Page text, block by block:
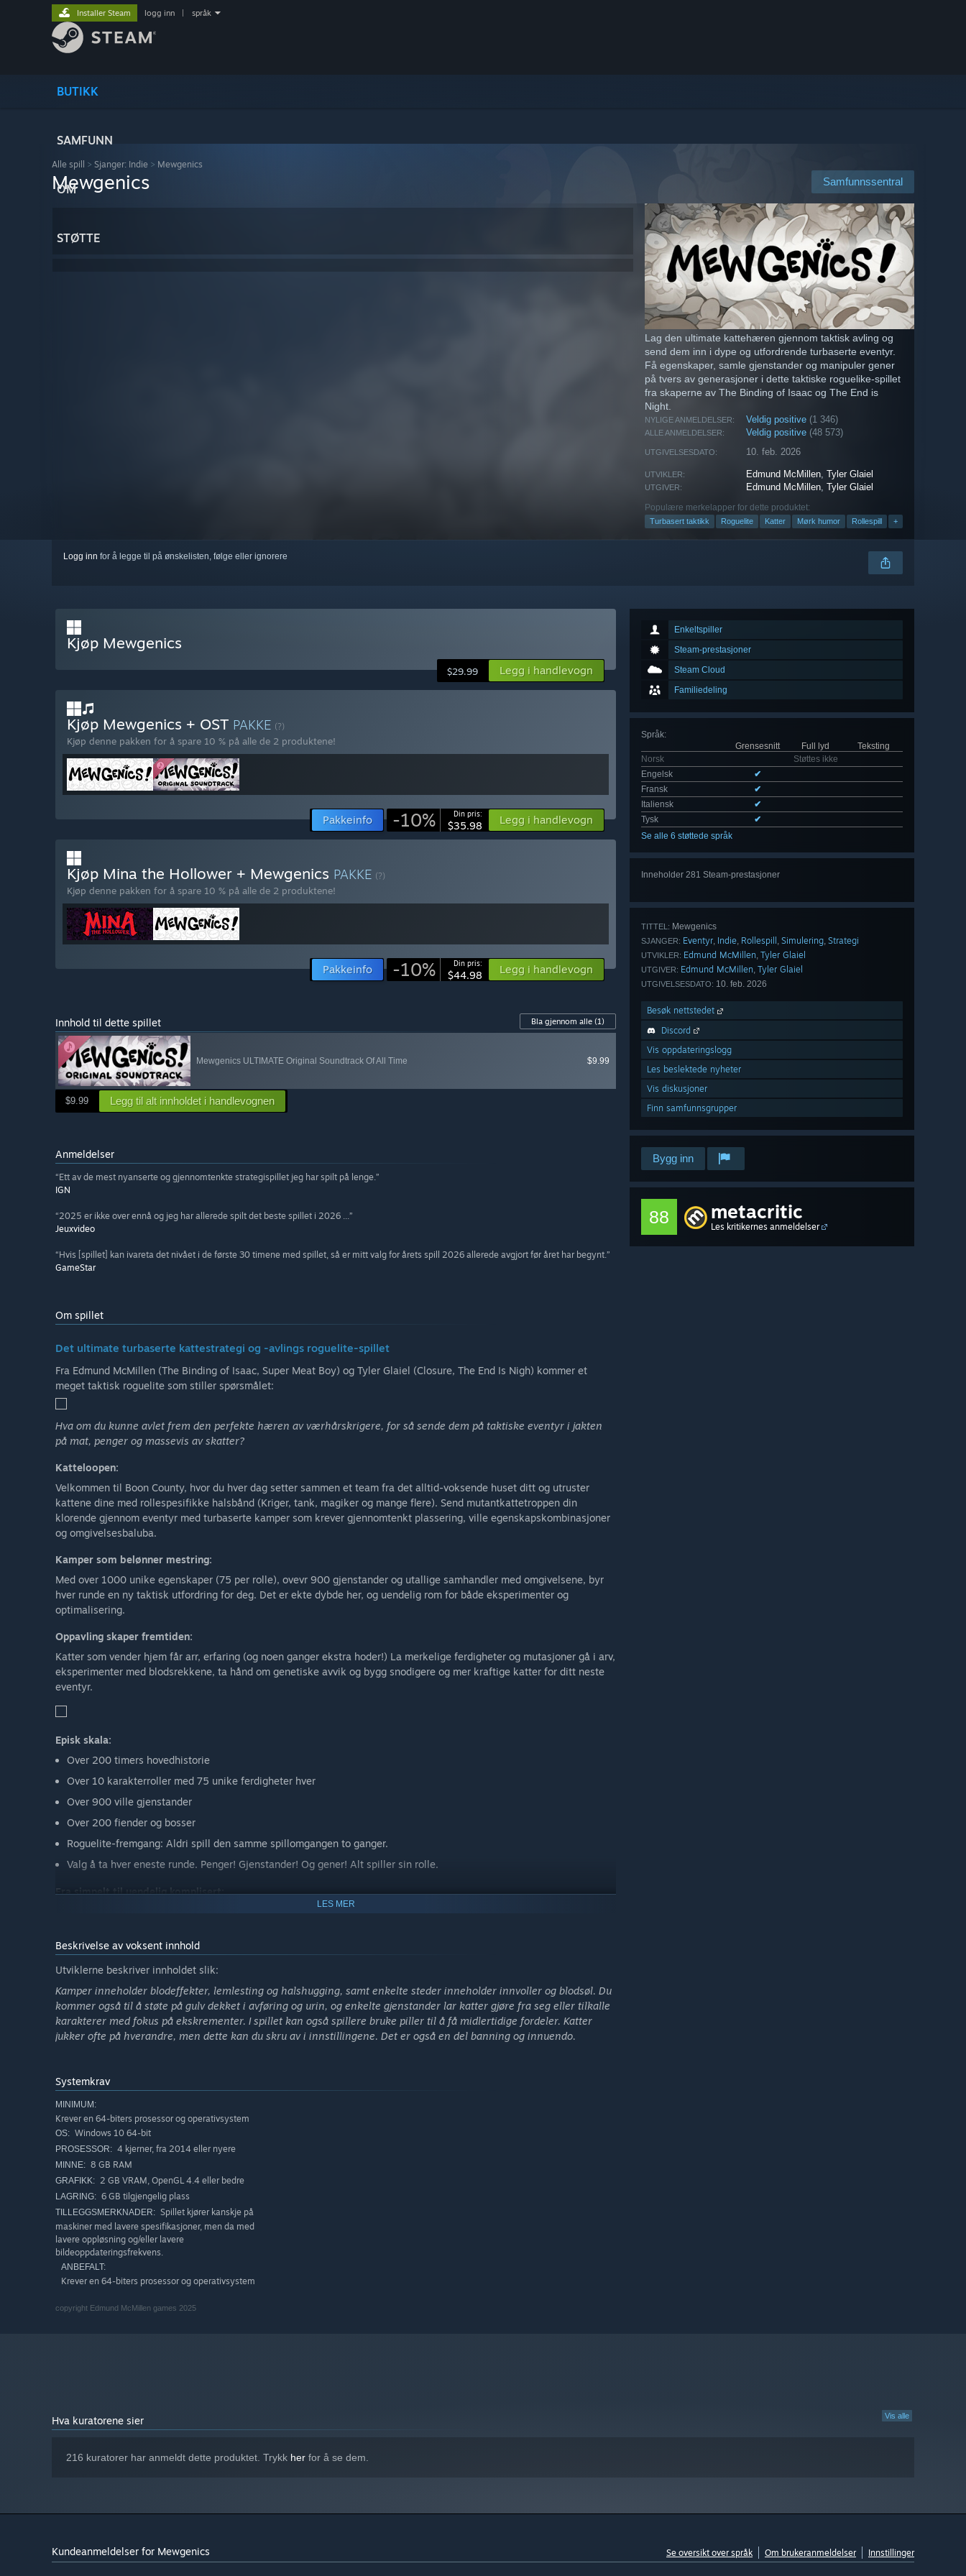
BUTIKK
SAMFUNN
OM
STØTTE
Installer Steam logg inn språk
Alle spill > Sjanger: Indie > Mewgenics
Samfunnssentral
Mewgenics
Lag den ultimate kattehæren gjennom taktisk avling og
send dem inn i dype og utfordrende turbaserte eventyr.
Få egenskaper, samle gjenstander og manipuler gener
på tvers av generasjoner i dette taktiske roguelike-spillet
fra skaperne av The Binding of Isaac og The End is
Night.
NYLIGE ANMELDELSER: Veldig positive (1 346)
ALLE ANMELDELSER: Veldig positive (48 573)
UTGIVELSESDATO: 10. feb. 2026
UTVIKLER: Edmund McMillen,Tyler Glaiel
UTGIVER: Edmund McMillen,Tyler Glaiel
Populære merkelapper for dette produktet:
Turbasert taktikk Roguelite Katter Mørk humor Rollespill +
Logg inn for å legge til på ønskelisten, følge eller ignorere
Enkeltspiller
Steam-prestasjoner
Steam Cloud
Familiedeling
Språk:
Grensesnitt
Full lyd
Teksting
Norsk
Støttes ikke
Engelsk
✔
Fransk
✔
Italiensk
✔
Tysk
✔
Se alle 6 støttede språk
Inneholder 281 Steam-prestasjoner
TITTEL: Mewgenics
SJANGER: Eventyr, Indie, Rollespill , Simulering, Strategi
UTVIKLER: Edmund McMillen, Tyler Glaiel
UTGIVER: Edmund McMillen, Tyler Glaiel
UTGIVELSESDATO: 10. feb. 2026
Besøk nettstedet
Discord
Vis oppdateringslogg
Les beslektede nyheter
Vis diskusjoner
Finn samfunnsgrupper
Bygg inn
88 metacritic
Les kritikernes anmeldelser
Kjøp Mewgenics
$29.99 Legg i handlevogn
Kjøp Mewgenics + OST PAKKE (?)
Kjøp denne pakken for å spare 10 % på alle de 2 produktene!
Pakkeinfo -10% Din pris:
$35.98 Legg i handlevogn
Kjøp Mina the Hollower + Mewgenics PAKKE (?)
Kjøp denne pakken for å spare 10 % på alle de 2 produktene!
Pakkeinfo -10% Din pris:
$44.98 Legg i handlevogn
Innhold til dette spillet Bla gjennom alle (1)
Mewgenics ULTIMATE Original Soundtrack Of All Time $9.99
$9.99 Legg til alt innholdet i handlevognen
Anmeldelser
“Ett av de mest nyanserte og gjennomtenkte strategispillet jeg har spilt på lenge.”
IGN
“2025 er ikke over ennå og jeg har allerede spilt det beste spillet i 2026 ...”
Jeuxvideo
“Hvis [spillet] kan ivareta det nivået i de første 30 timene med spillet, så er mitt valg for årets spill 2026 allerede avgjort før året har begynt.”
GameStar
Om spillet
Det ultimate turbaserte kattestrategi og -avlings roguelite-spillet
Fra Edmund McMillen (The Binding of Isaac, Super Meat Boy) og Tyler Glaiel (Closure, The End Is Nigh) kommer et
meget taktisk roguelite som stiller spørsmålet:
Hva om du kunne avlet frem den perfekte hæren av værhårskrigere, for så sende dem på taktiske eventyr i jakten
på mat, penger og massevis av skatter?
Katteloopen:
Velkommen til Boon County, hvor du hver dag setter sammen et team fra det alltid-voksende huset ditt og utruster
kattene dine med rollespesifikke halsbånd (Kriger, tank, magiker og mange flere). Send mutantkattetroppen din
klorende gjennom eventyr med turbaserte kamper som krever gjennomtenkt plassering, ville egenskapskombinasjoner
og omgivelsesbaluba.
Kamper som belønner mestring:
Med over 1000 unike egenskaper (75 per rolle), ovevr 900 gjenstander og utallige samhandler med omgivelsene, byr
hver runde en ny taktisk utfordring for deg. Det er ekte dybde her, og uendelig rom for både eksperimenter og
optimalisering.
Oppavling skaper fremtiden:
Katter som vender hjem får arr, erfaring (og noen ganger ekstra hoder!) La merkelige ferdigheter og mutasjoner gå i arv,
eksperimenter med blodsrekkene, ta hånd om genetiske avvik og bygg snodigere og mer kraftige katter for ditt neste
eventyr.
Episk skala:
Over 200 timers hovedhistorie
Over 10 karakterroller med 75 unike ferdigheter hver
Over 900 ville gjenstander
Over 200 fiender og bosser
Roguelite-fremgang: Aldri spill den samme spillomgangen to ganger.
Valg å ta hver eneste runde. Penger! Gjenstander! Og gener! Alt spiller sin rolle.
Fra simpelt til uendelig komplisert:
tar gruelige strategiske avgjørelsen for hvor vidt du beholder en søt kattunge eller gir den bort til en av de mange NPC-
ene for å oppgradere huset ditt. Mewgenics gir deg veien til taktisk mestring mens det omfavner en kaotiske
spillopplevelse.
Bygg, eksperimenter, tilpass! Det er alltid en ny måte å eksperimentere på (og bryte reglene) i spillet.
LES MER
Beskrivelse av voksent innhold
Utviklerne beskriver innholdet slik:
Kamper inneholder blodeffekter, lemlesting og halshugging, samt enkelte steder inneholder innvoller og blodsøl. Du
kommer også til å støte på gulv dekket i avføring og urin, og enkelte gjenstander lar katter gjøre fra seg eller tilkalle
karakterer med fokus på ekskrementer. I spillet kan også spillere bruke piller til å få midlertidige fordeler. Katter
jukker ofte på hverandre, men dette kan du skru av i innstillingene. Det er også en del banning og innuendo.
Systemkrav
MINIMUM:
Krever en 64-biters prosessor og operativsystem
OS: Windows 10 64-bit
PROSESSOR: 4 kjerner, fra 2014 eller nyere
MINNE: 8 GB RAM
GRAFIKK: 2 GB VRAM, OpenGL 4.4 eller bedre
LAGRING: 6 GB tilgjengelig plass
TILLEGGSMERKNADER: Spillet kjører kanskje på
maskiner med lavere spesifikasjoner, men da med
lavere oppløsning og/eller lavere
bildeoppdateringsfrekvens.
ANBEFALT:
Krever en 64-biters prosessor og operativsystem
copyright Edmund McMillen games 2025
Vis alle
Hva kuratorene sier
216 kuratorer har anmeldt dette produktet. Trykk her for å se dem.
Kundeanmeldelser for Mewgenics Se oversikt over språk Om brukeranmeldelser Innstillinger